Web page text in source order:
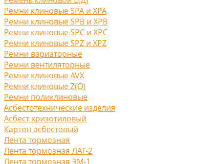
Ремни клиновые SPA и XPA
Ремни клиновые SPB и XPB
Ремни клиновые SPC и XPC
Ремни клиновые SPZ и XPZ
Ремни вариаторные
Ремни вентиляторные
Ремни клиновые AVX
Ремни клиновые Z(O)
Ремни поликлиновые
Асбестотехнические изделия
Асбест хризотиловый
Картон асбестовый
Лента тормозная
Лента тормозная ЛАТ-2
Лента тормозная ЭМ-1